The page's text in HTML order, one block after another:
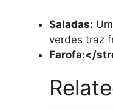
Saladas:
verdes traz
Farofa:</